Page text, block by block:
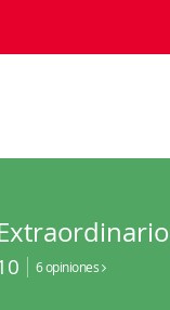
6 opiniones